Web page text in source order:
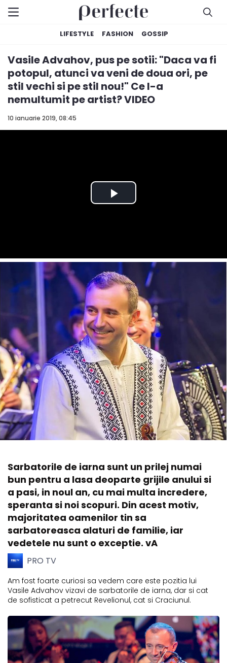
LIFESTYLE FASHION GOSSIP
10 ianuarie 2019, 08:45
Vasile Advahov, pus pe sotii: "Daca va fi
potopul, atunci va veni de doua ori, pe
stil vechi si pe stil nou!" Ce l-a
nemultumit pe artist? VIDEO
Sarbatorile de iarna sunt un prilej numai
bun pentru a lasa deoparte grijile anului si
a pasi, in noul an, cu mai multa incredere,
speranta si noi scopuri. Din acest motiv,
majoritatea oamenilor tin sa
sarbatoreasca alaturi de familie, iar
vedetele nu sunt o exceptie. vA
PRO TV
Am fost foarte curiosi sa vedem care este pozitia lui
Vasile Advahov vizavi de sarbatorile de iarna, dar si cat
de sofisticat a petrecut Revelionul, cat si Craciunul.